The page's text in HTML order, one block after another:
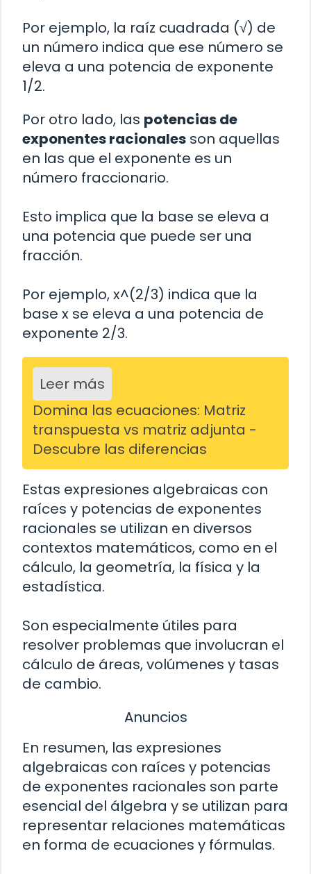
Por ejemplo, la raíz cuadrada (√) de
un número indica que ese número se
eleva a una potencia de exponente
1/2.
Por otro lado, las potencias de
exponentes racionales son aquellas
en las que el exponente es un
número fraccionario.
Esto implica que la base se eleva a
una potencia que puede ser una
fracción.
Por ejemplo, x^(2/3) indica que la
base x se eleva a una potencia de
exponente 2/3.
Leer más
Domina las ecuaciones: Matriz
transpuesta vs matriz adjunta -
Descubre las diferencias
Estas expresiones algebraicas con
raíces y potencias de exponentes
racionales se utilizan en diversos
contextos matemáticos, como en el
cálculo, la geometría, la física y la
estadística.
Son especialmente útiles para
resolver problemas que involucran el
cálculo de áreas, volúmenes y tasas
de cambio.
Anuncios
En resumen, las expresiones
algebraicas con raíces y potencias
de exponentes racionales son parte
esencial del álgebra y se utilizan para
representar relaciones matemáticas
en forma de ecuaciones y fórmulas.